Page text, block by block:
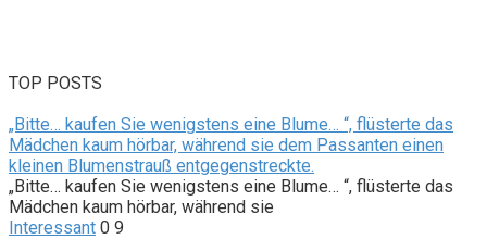
TOP POSTS
„Bitte… kaufen Sie wenigstens eine Blume… “, flüsterte das
Mädchen kaum hörbar, während sie dem Passanten einen
kleinen Blumenstrauß entgegenstreckte.
„Bitte… kaufen Sie wenigstens eine Blume… “, flüsterte das
Mädchen kaum hörbar, während sie
Interessant 0 9